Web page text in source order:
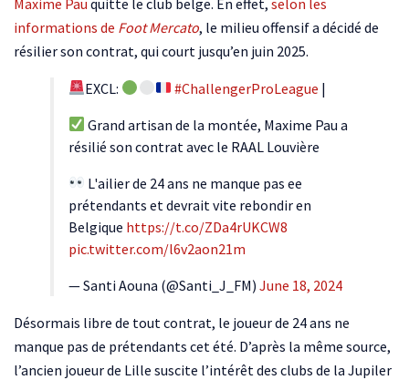
informations de Foot Mercato, le milieu offensif a décidé de
résilier son contrat, qui court jusqu’en juin 2025.
EXCL: #ChallengerProLeague |
Grand artisan de la montée, Maxime Pau a
résilié son contrat avec le RAAL Louvière
L'ailier de 24 ans ne manque pas ee
prétendants et devrait vite rebondir en
Belgique https://t.co/ZDa4rUKCW8
pic.twitter.com/l6v2aon21m
— Santi Aouna (@Santi_J_FM) June 18, 2024
Désormais libre de tout contrat, le joueur de 24 ans ne
manque pas de prétendants cet été. D’après la même source,
l’ancien joueur de Lille suscite l’intérêt des clubs de la Jupiler